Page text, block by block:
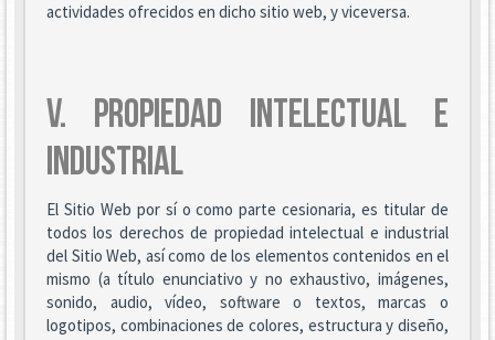
actividades ofrecidos en dicho sitio web, y viceversa.
V. PROPIEDAD INTELECTUAL E
INDUSTRIAL
El Sitio Web por sí o como parte cesionaria, es titular de
todos los derechos de propiedad intelectual e industrial
del Sitio Web, así como de los elementos contenidos en el
mismo (a título enunciativo y no exhaustivo, imágenes,
sonido, audio, vídeo, software o textos, marcas o
logotipos, combinaciones de colores, estructura y diseño,